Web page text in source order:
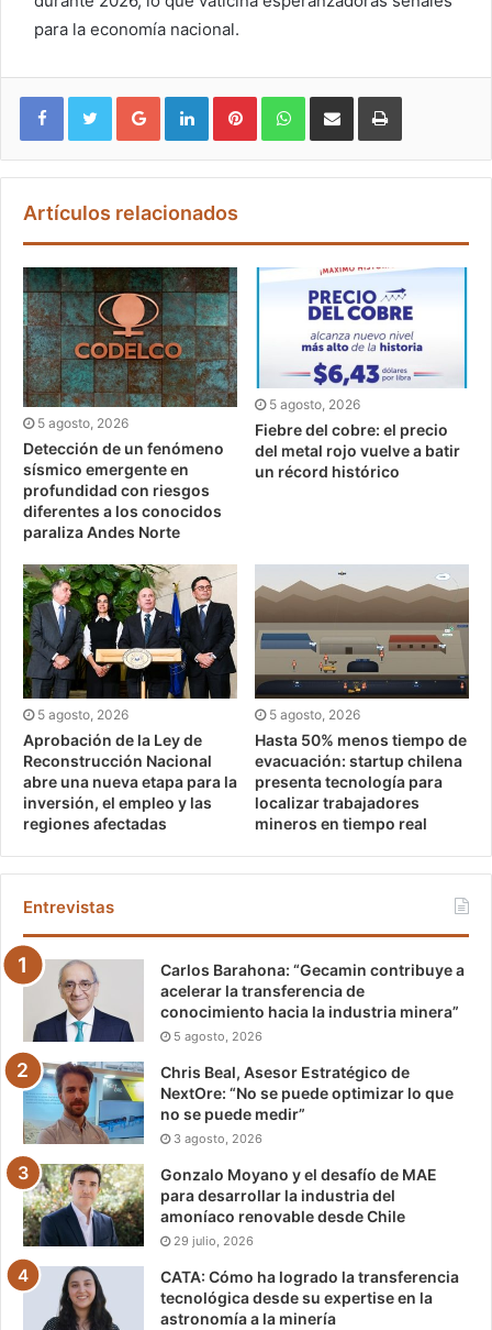
para la economía nacional.
Google+ LinkedIn Pinterest WhatsApp
Artículos relacionados
5 agosto, 2026
Detección de un fenómeno
sísmico emergente en
profundidad con riesgos
diferentes a los conocidos
paraliza Andes Norte
5 agosto, 2026
Fiebre del cobre: el precio
del metal rojo vuelve a batir
un récord histórico
5 agosto, 2026
Aprobación de la Ley de
Reconstrucción Nacional
abre una nueva etapa para la
inversión, el empleo y las
regiones afectadas
5 agosto, 2026
Hasta 50% menos tiempo de
evacuación: startup chilena
presenta tecnología para
localizar trabajadores
mineros en tiempo real
Entrevistas
Carlos Barahona: “Gecamin contribuye a
acelerar la transferencia de
conocimiento hacia la industria minera”
5 agosto, 2026
Chris Beal, Asesor Estratégico de
NextOre: “No se puede optimizar lo que
no se puede medir”
3 agosto, 2026
Gonzalo Moyano y el desafío de MAE
para desarrollar la industria del
amoníaco renovable desde Chile
29 julio, 2026
CATA: Cómo ha logrado la transferencia
tecnológica desde su expertise en la
astronomía a la minería